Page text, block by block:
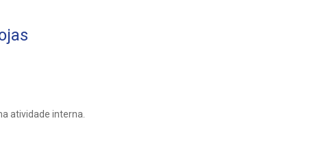
atividade interna.